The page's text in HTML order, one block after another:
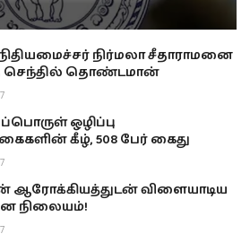
நிர்மலா சீதாராமனை
செந்தில் தொண்டமான்
ஒழிப்பு
கீழ், 508 பேர் கைது
ஆரோக்கியத்துடன் விளையாடிய
நிலையம்!